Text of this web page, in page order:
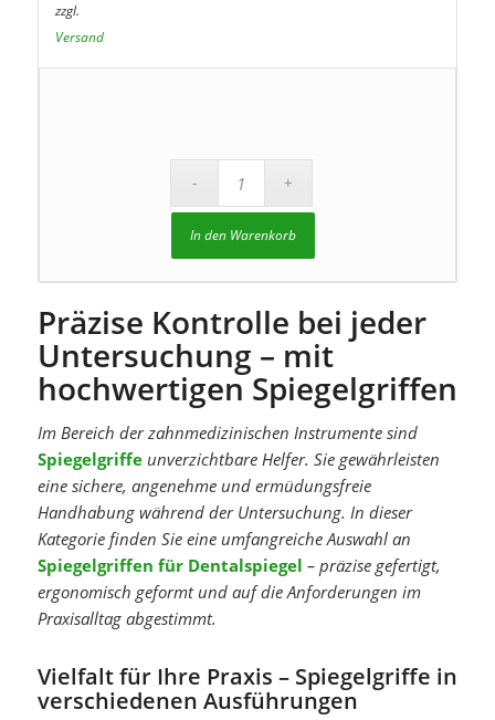
zzgl.
Versand
In den Warenkorb
Präzise Kontrolle bei jeder
Untersuchung – mit
hochwertigen Spiegelgriffen
Im Bereich der zahnmedizinischen Instrumente sind
Spiegelgriffeunverzichtbare Helfer. Sie gewährleisten
eine sichere, angenehme und ermüdungsfreie
Handhabung während der Untersuchung. In dieser
Kategorie finden Sie eine umfangreiche Auswahl an
Spiegelgriffen für Dentalspiegel – präzise gefertigt,
ergonomisch geformt und auf die Anforderungen im
Praxisalltag abgestimmt.
Vielfalt für Ihre Praxis – Spiegelgriffe in
verschiedenen Ausführungen